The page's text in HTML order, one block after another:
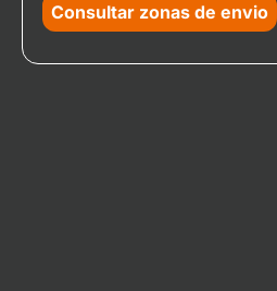
Consultar zonas de envio